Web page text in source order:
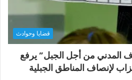
قضايا وحوادث
“الائتلاف المدني من أجل الجبل” يرفع
لإنصاف المناطق الجبلية